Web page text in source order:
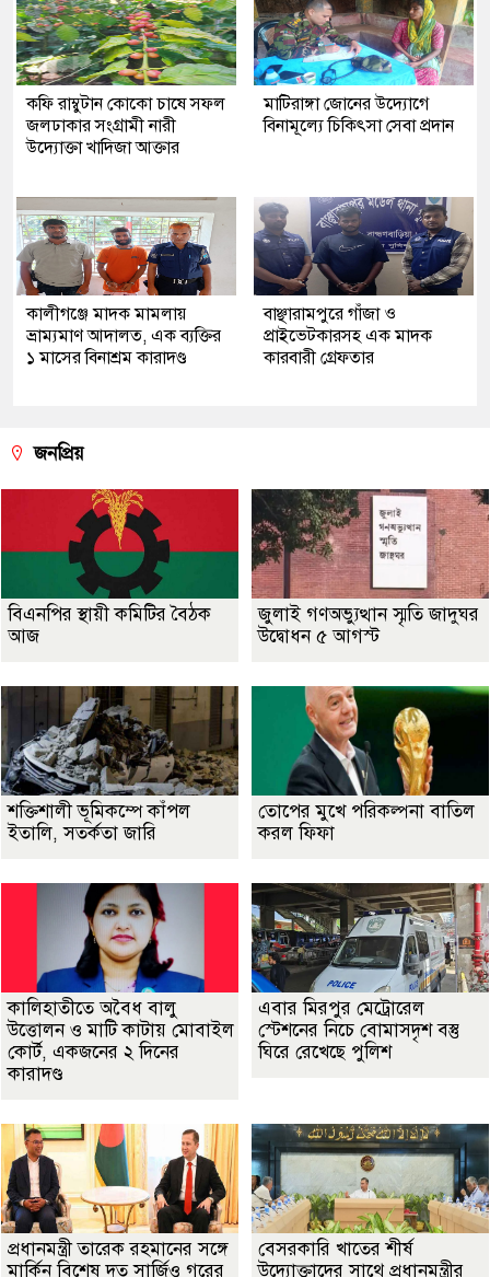
কফি রাম্বুটান কোকো চাষে সফল
জলঢাকার সংগ্রামী নারী
উদ্যোক্তা খাদিজা আক্তার
মাটিরাঙ্গা জোনের উদ্যোগে
বিনামূল্যে চিকিৎসা সেবা প্রদান
কালীগঞ্জে মাদক মামলায়
ভ্রাম্যমাণ আদালত, এক ব্যক্তির
১ মাসের বিনাশ্রম কারাদণ্ড
বাঞ্ছারামপুরে গাঁজা ও
প্রাইভেটকারসহ এক মাদক
কারবারী গ্রেফতার
জনপ্রিয়
বিএনপির স্থায়ী কমিটির বৈঠক
আজ
জুলাই গণঅভ্যুত্থান স্মৃতি জাদুঘর
উদ্বোধন ৫ আগস্ট
শক্তিশালী ভূমিকম্পে কাঁপল
ইতালি, সতর্কতা জারি
তোপের মুখে পরিকল্পনা বাতিল
করল ফিফা
কালিহাতীতে অবৈধ বালু
উত্তোলন ও মাটি কাটায় মোবাইল
কোর্ট, একজনের ২ দিনের
কারাদণ্ড
এবার মিরপুর মেট্রোরেল
স্টেশনের নিচে বোমাসদৃশ বস্তু
ঘিরে রেখেছে পুলিশ
প্রধানমন্ত্রী তারেক রহমানের সঙ্গে
মার্কিন বিশেষ দূত সার্জিও গরের
বেসরকারি খাতের শীর্ষ
উদ্যোক্তাদের সাথে প্রধানমন্ত্রীর